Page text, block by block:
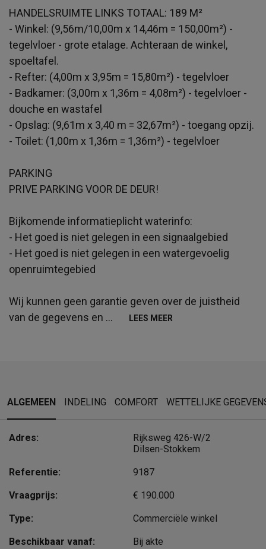
HANDELSRUIMTE LINKS TOTAAL: 189 M²
- Winkel: (9,56m/10,00m x 14,46m = 150,00m²) -
tegelvloer - grote etalage. Achteraan de winkel,
spoeltafel.
- Refter: (4,00m x 3,95m = 15,80m²) - tegelvloer
- Badkamer: (3,00m x 1,36m = 4,08m²) - tegelvloer -
douche en wastafel
- Opslag: (9,61m x 3,40 m = 32,67m²) - toegang opzij.
- Toilet: (1,00m x 1,36m = 1,36m²) - tegelvloer
PARKING
PRIVE PARKING VOOR DE DEUR!
Bijkomende informatieplicht waterinfo:
- Het goed is niet gelegen in een signaalgebied
- Het goed is niet gelegen in een watergevoelig
openruimtegebied
Wij kunnen geen garantie geven over de juistheid
van de gegevens en ... LEES MEER
ALGEMEEN INDELING COMFORT WETTELIJKE
Adres:
Rijksweg 426-W/2
Dilsen-Stokkem
Referentie: 9187
Vraagprijs: € 190.000
Type: Commerciële winkel
Beschikbaar vanaf: Bij akte